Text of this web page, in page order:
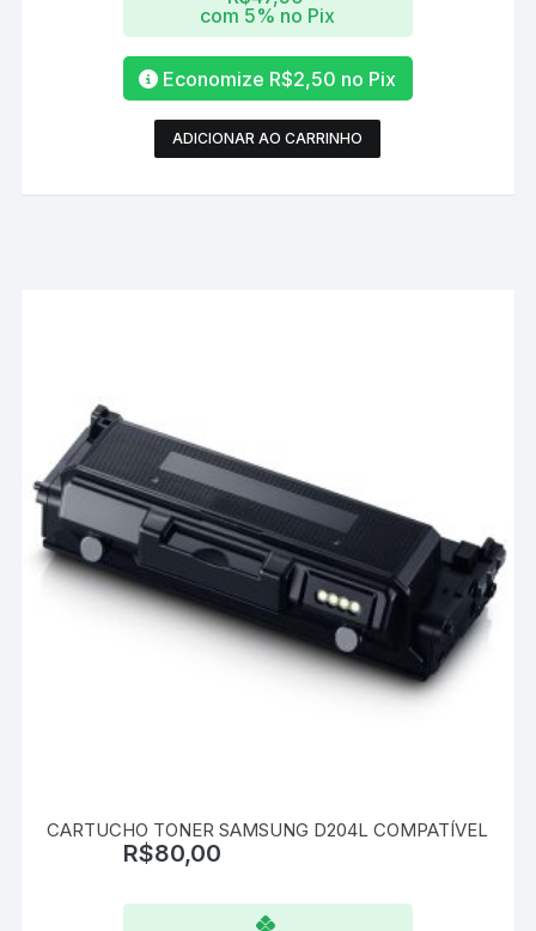
com 5% no Pix
Economize R$2,50 no Pix
ADICIONAR AO CARRINHO
CARTUCHO TONER SAMSUNG D204L COMPATÍVEL
R$80,00